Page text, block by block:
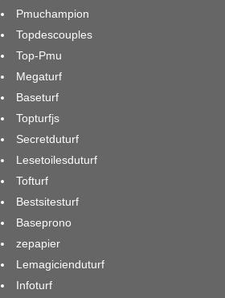
Pmuchampion
Topdescouples
Top-Pmu
Megaturf
Baseturf
Topturfjs
Secretduturf
Lesetoilesduturf
Tofturf
Bestsitesturf
Baseprono
zepapier
Lemagicienduturf
Infoturf